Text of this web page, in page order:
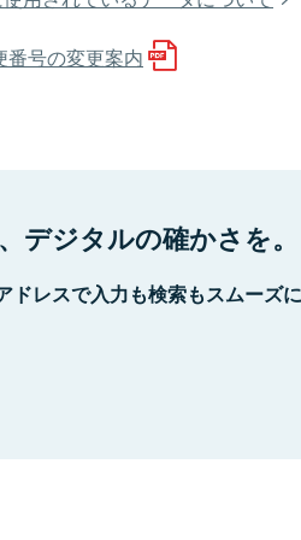
号の変更案内
デジタルの確かさを。
ドレスで入力も検索もスムーズ